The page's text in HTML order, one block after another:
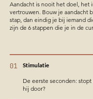
Aandacht is nooit het doel, het
vertrouwen. Bouw je aandacht
stap, dan eindig je bij iemand
zijn de 6 stappen die je in de
01 Stimulatie
De eerste seconden:
hij door?